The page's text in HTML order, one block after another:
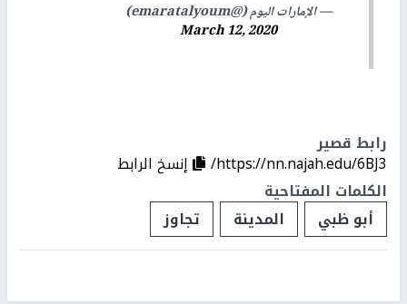
— الإمارات اليوم (@emaratalyoum)
March 12, 2020
رابط قصير
https://nn.najah.edu/6BJ3/
إنسخ الرابط
الكلمات المفتاحية
أبو ظبي
المدينة تجاوز